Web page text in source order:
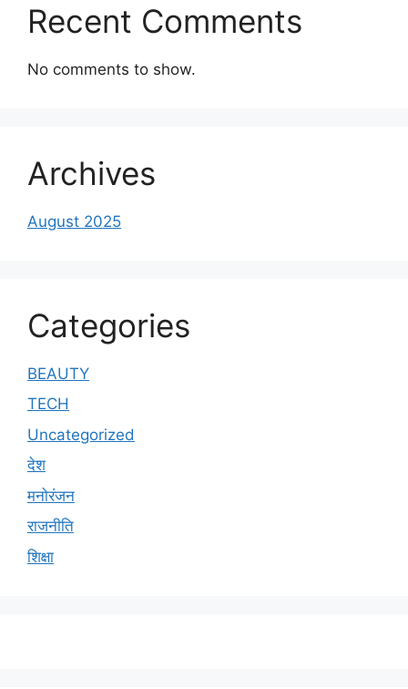
Recent Comments
No comments to show.
Archives
August 2025
Categories
BEAUTY
TECH
Uncategorized
देश
मनोरंजन
राजनीति
शिक्षा